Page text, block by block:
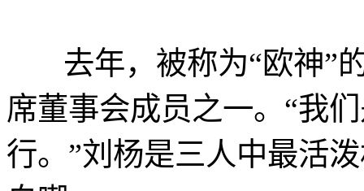
去年，被称为“欧神”
席董事会成员之一。“我
行。”刘杨是三人中最活